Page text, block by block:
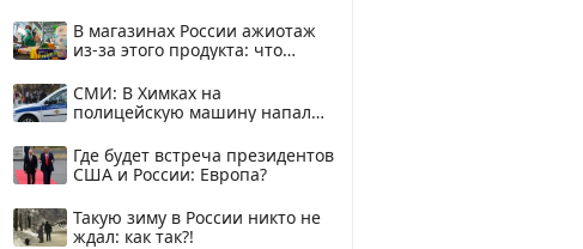
В магазинах России ажиотаж
из-за этого продукта: что
СМИ: В Химках на
полицейскую машину напали
Где будет встреча президентов
США и России: Европа?
Такую зиму в России никто не
ждал: как так?!